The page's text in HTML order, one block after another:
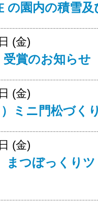
の園内の積雪
(金)
賞のお知らせ
(金)
ミニ門松づく
(金)
まつぼっくり